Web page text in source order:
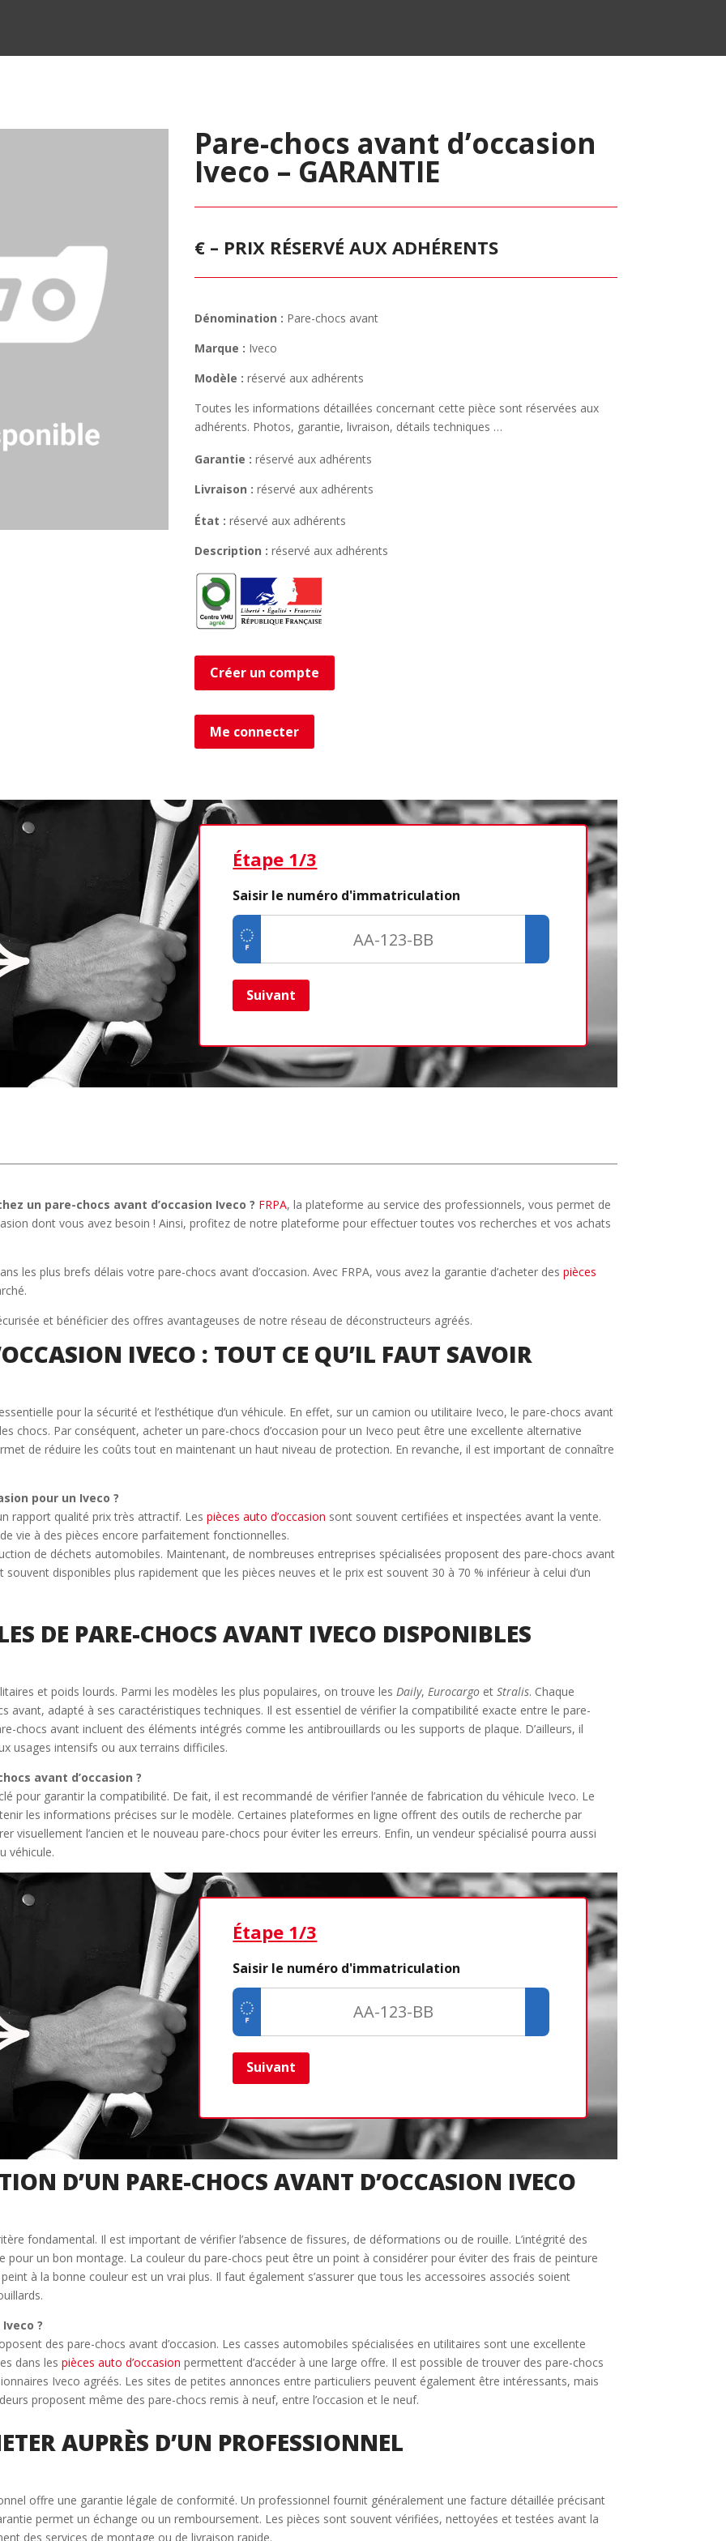
Pare-chocs avant d’occasion
Iveco – GARANTIE
€ – PRIX RÉSERVÉ AUX ADHÉRENTS
Dénomination : Pare-chocs avant
Marque : Iveco
Modèle : réservé aux adhérents
Toutes les informations détaillées concernant cette pièce sont réservées aux
adhérents. Photos, garantie, livraison, détails techniques …
Garantie : réservé aux adhérents
Livraison : réservé aux adhérents
État : réservé aux adhérents
Description : réservé aux adhérents
Créer un compte
Me connecter
Étape 1/3
Saisir le numéro d'immatriculation
Suivant
un pare-chocs avant d’occasion Iveco ? FRPA, la plateforme au service des professionnels, vous permet de
dont vous avez besoin ! Ainsi, profitez de notre plateforme pour effectuer toutes vos recherches et vos achats
les plus brefs délais votre pare-chocs avant d’occasion. Avec FRPA, vous avez la garantie d’acheter despièces
et bénéficier des offres avantageuses de notre réseau de déconstructeurs agréés.
IVECO : TOUT CE QU’IL FAUT SAVOIR
pour la sécurité et l’esthétique d’un véhicule. En effet, sur un camion ou utilitaire Iveco, le pare-chocs avant
chocs. Par conséquent, acheter un pare-chocs d’occasion pour un Iveco peut être une excellente alternative
de réduire les coûts tout en maintenant un haut niveau de protection. En revanche, il est important de connaître
pour un Iveco ?
rapport qualité prix très attractif. Lespièces auto d’occasion sont souvent certifiées et inspectées avant la vente.
vie à des pièces encore parfaitement fonctionnelles.
de déchets automobiles. Maintenant, de nombreuses entreprises spécialisées proposent des pare-chocs avant
souvent disponibles plus rapidement que les pièces neuves et le prix est souvent 30 à 70 % inférieur à celui d’un
DE PARE-CHOCS AVANT IVECO DISPONIBLES
et poids lourds. Parmi les modèles les plus populaires, on trouve lesDaily,Eurocargo etStralis. Chaque
avant, adapté à ses caractéristiques techniques. Il est essentiel de vérifier la compatibilité exacte entre le pare-
chocs avant incluent des éléments intégrés comme les antibrouillards ou les supports de plaque. D’ailleurs, il
usages intensifs ou aux terrains difficiles.
avant d’occasion ?
pour garantir la compatibilité. De fait, il est recommandé de vérifier l’année de fabrication du véhicule Iveco. Le
les informations précises sur le modèle. Certaines plateformes en ligne offrent des outils de recherche par
visuellement l’ancien et le nouveau pare-chocs pour éviter les erreurs. Enfin, un vendeur spécialisé pourra aussi
véhicule.
Étape 1/3
Saisir le numéro d'immatriculation
Suivant
D’UN PARE-CHOCS AVANT D’OCCASION IVECO
fondamental. Il est important de vérifier l’absence de fissures, de déformations ou de rouille. L’intégrité des
un bon montage. La couleur du pare-chocs peut être un point à considérer pour éviter des frais de peinture
à la bonne couleur est un vrai plus. Il faut également s’assurer que tous les accessoires associés soient
?
des pare-chocs avant d’occasion. Les casses automobiles spécialisées en utilitaires sont une excellente
dans lespièces auto d’occasion permettent d’accéder à une large offre. Il est possible de trouver des pare-chocs
Iveco agréés. Les sites de petites annonces entre particuliers peuvent également être intéressants, mais
proposent même des pare-chocs remis à neuf, entre l’occasion et le neuf.
AUPRÈS D’UN PROFESSIONNEL
offre une garantie légale de conformité. Un professionnel fournit généralement une facture détaillée précisant
permet un échange ou un remboursement. Les pièces sont souvent vérifiées, nettoyées et testées avant la
des services de montage ou de livraison rapide.